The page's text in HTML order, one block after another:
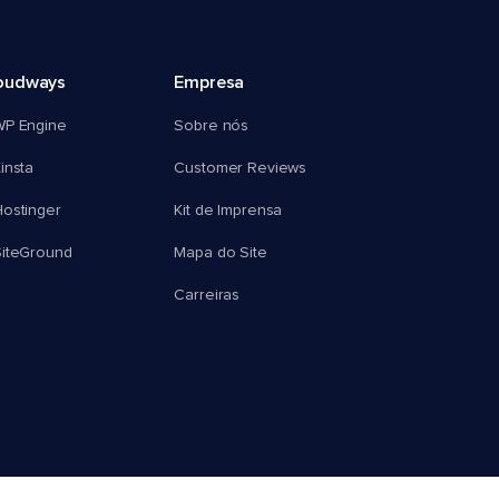
Engine
Empresa
Sobre nós
Customer Reviews
Kit de Imprensa
Mapa do Site
Carreiras